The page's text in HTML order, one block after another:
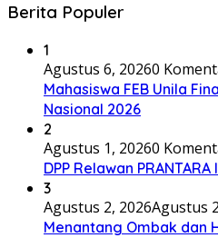
Berita Populer
1
Agustus 6, 20260
Mahasiswa FEB Unila
Nasional 2026
2
Agustus 1, 20260
DPP Relawan
3
Agustus 2, 2026Agustus
Menantang Ombak dan